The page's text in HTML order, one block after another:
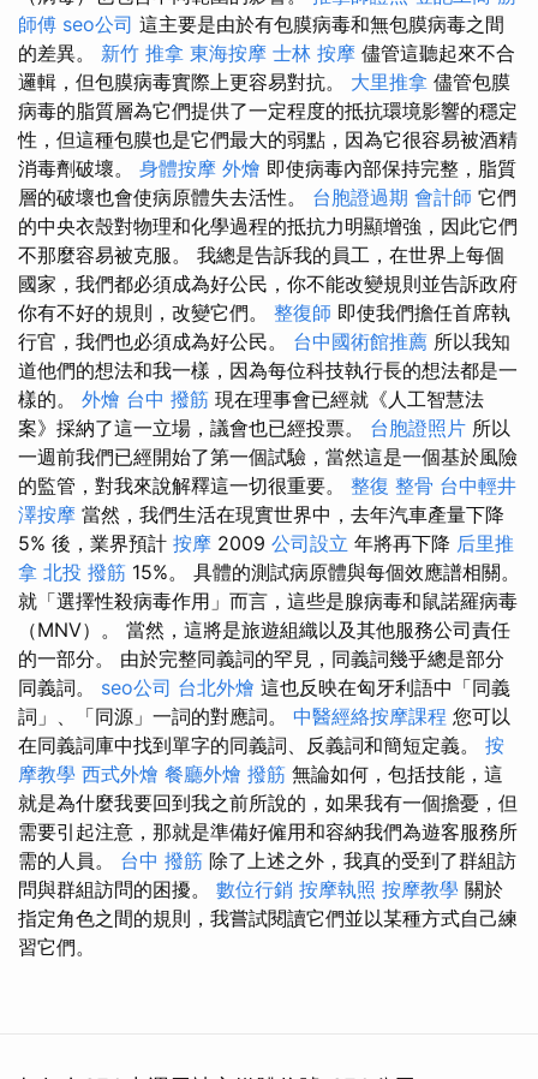
師傅 seo公司 這主要是由於有包膜病毒和無包膜病毒之間
的差異。 新竹 推拿 東海按摩 士林 按摩 儘管這聽起來不合
邏輯，但包膜病毒實際上更容易對抗。 大里推拿 儘管包膜
病毒的脂質層為它們提供了一定程度的抵抗環境影響的穩定
性，但這種包膜也是它們最大的弱點，因為它很容易被酒精
消毒劑破壞。 身體按摩 外燴 即使病毒內部保持完整，脂質
層的破壞也會使病原體失去活性。 台胞證過期 會計師 它們
的中央衣殼對物理和化學過程的抵抗力明顯增強，因此它們
不那麼容易被克服。 我總是告訴我的員工，在世界上每個
國家，我們都必須成為好公民，你不能改變規則並告訴政府
你有不好的規則，改變它們。 整復師 即使我們擔任首席執
行官，我們也必須成為好公民。 台中國術館推薦 所以我知
道他們的想法和我一樣，因為每位科技執行長的想法都是一
樣的。 外燴 台中 撥筋 現在理事會已經就《人工智慧法
案》採納了這一立場，議會也已經投票。 台胞證照片 所以
一週前我們已經開始了第一個試驗，當然這是一個基於風險
的監管，對我來說解釋這一切很重要。 整復 整骨 台中輕井
澤按摩 當然，我們生活在現實世界中，去年汽車產量下降
5% 後，業界預計 按摩 2009 公司設立 年將再下降 后里推
拿 北投 撥筋 15%。 具體的測試病原體與每個效應譜相關。
就「選擇性殺病毒作用」而言，這些是腺病毒和鼠諾羅病毒
（MNV）。 當然，這將是旅遊組織以及其他服務公司責任
的一部分。 由於完整同義詞的罕見，同義詞幾乎總是部分
同義詞。 seo公司 台北外燴 這也反映在匈牙利語中「同義
詞」、「同源」一詞的對應詞。 中醫經絡按摩課程 您可以
在同義詞庫中找到單字的同義詞、反義詞和簡短定義。 按
摩教學 西式外燴 餐廳外燴 撥筋 無論如何，包括技能，這
就是為什麼我要回到我之前所說的，如果我有一個擔憂，但
需要引起注意，那就是準備好僱用和容納我們為遊客服務所
需的人員。 台中 撥筋 除了上述之外，我真的受到了群組訪
問與群組訪問的困擾。 數位行銷 按摩執照 按摩教學 關於
指定角色之間的規則，我嘗試閱讀它們並以某種方式自己練
習它們。